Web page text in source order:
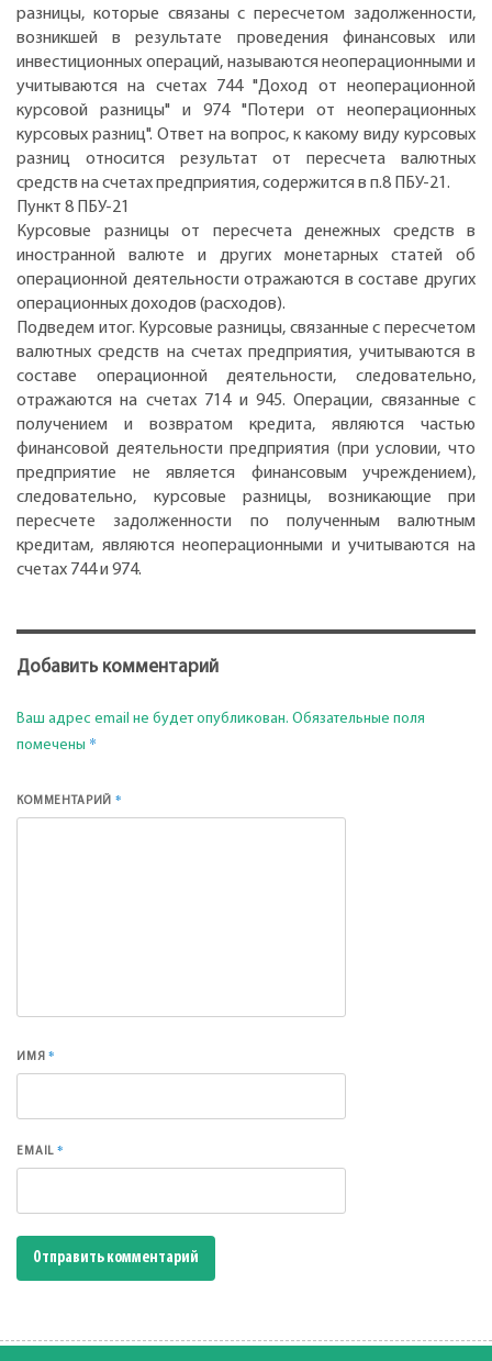
разницы, которые связаны с пересчетом задолженности,
возникшей в результате проведения финансовых или
инвестиционных операций, называются неоперационными и
учитываются на счетах 744 "Доход от неоперационной
курсовой разницы" и 974 "Потери от неоперационных
курсовых разниц". Ответ на вопрос, к какому виду курсовых
разниц относится результат от пересчета валютных
средств на счетах предприятия, содержится в п.8 ПБУ-21.
Пункт 8 ПБУ-21
Курсовые разницы от пересчета денежных средств в
иностранной валюте и других монетарных статей об
операционной деятельности отражаются в составе других
операционных доходов (расходов).
Подведем итог. Курсовые разницы, связанные с пересчетом
валютных средств на счетах предприятия, учитываются в
составе операционной деятельности, следовательно,
отражаются на счетах 714 и 945. Операции, связанные с
получением и возвратом кредита, являются частью
финансовой деятельности предприятия (при условии, что
предприятие не является финансовым учреждением),
следовательно, курсовые разницы, возникающие при
пересчете задолженности по полученным валютным
кредитам, являются неоперационными и учитываются на
счетах 744 и 974.
Добавить комментарий
Ваш адрес email не будет опубликован. Обязательные поля
помечены *
КОММЕНТАРИЙ*
ИМЯ*
EMAIL*